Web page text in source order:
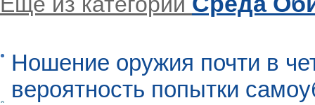
Ношение оружия почти в
вероятность попытки